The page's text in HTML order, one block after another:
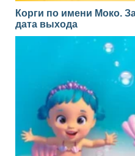
Корги по имени Моко.
дата выхода